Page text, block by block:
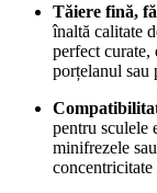
Tăiere fină,
înaltă calitate
perfect curate,
porțelanul sau
pentru sculele
minifrezele